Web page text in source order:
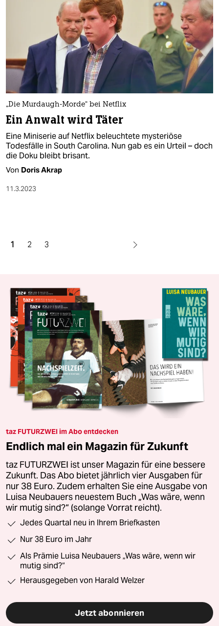
„Die Murdaugh-Morde“ bei Netflix
Ein Anwalt wird Täter
Eine Miniserie auf Netflix beleuchtete mysteriöse
Todesfälle in South Carolina. Nun gab es ein Urteil – doch
die Doku bleibt brisant.
Von Doris Akrap
11.3.2023
1 2 3
taz FUTURZWEI im Abo entdecken
Endlich mal ein Magazin für Zukunft
taz FUTURZWEI ist unser Magazin für eine bessere
Zukunft. Das Abo bietet jährlich vier Ausgaben für
nur 38 Euro. Zudem erhalten Sie eine Ausgabe von
Luisa Neubauers neuestem Buch „Was wäre, wenn
wir mutig sind?“ (solange Vorrat reicht).
Jedes Quartal neu in Ihrem Briefkasten
Nur 38 Euro im Jahr
Als Prämie Luisa Neubauers „Was wäre, wenn wir
mutig sind?“
Herausgegeben von Harald Welzer
Jetzt abonnieren